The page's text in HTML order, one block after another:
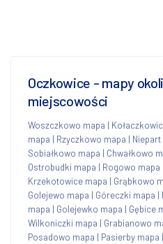
Oczkowice - mapy
miejscowości
Woszczkowo mapa |
mapa | Rzyczkowo mapa | Niepart
Sobiałkowo mapa | Chwałkowo
Ostrobudki mapa | Rogowo mapa
Krzekotowice mapa | Grąbkowo
Golejewo mapa | Góreczki mapa |
mapa | Golejewko mapa | Gębice
Wilkoniczki mapa | Grabianowo
Posadowo mapa | Pasierby mapa |